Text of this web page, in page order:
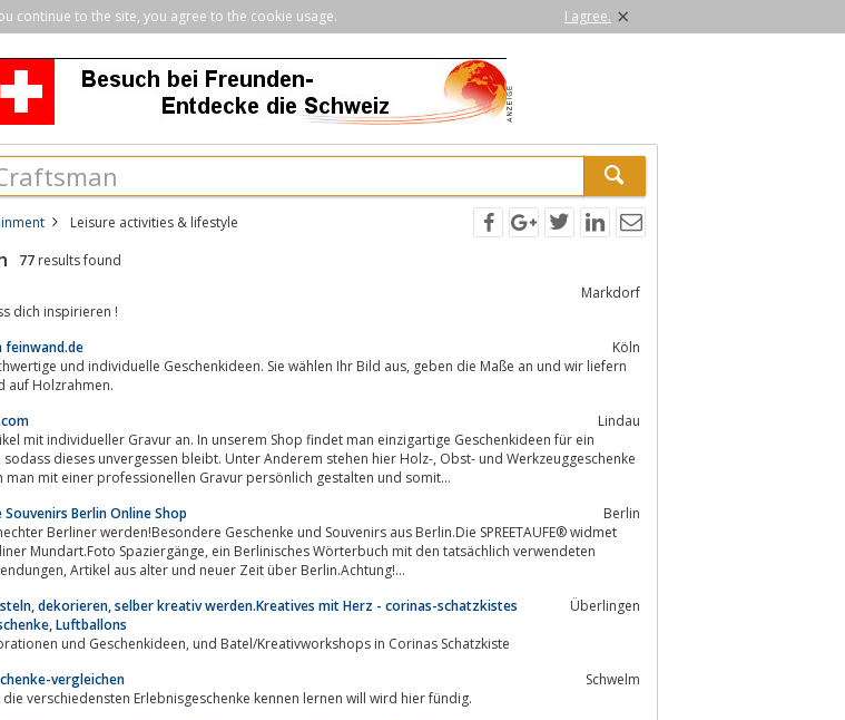
continue to the site, you agree to the cookie usage. I agree. ×
Leisure activities & lifestyle
77 results found
Markdorf
dich inspirieren !
feinwand.de
Köln
individuelle Geschenkideen. Sie wählen Ihr Bild aus, geben die Maße an und wir liefern
auf Holzrahmen.
Lindau
mit individueller Gravur an. In unserem Shop findet man einzigartige Geschenkideen für ein
man mit einer professionellen Gravur persönlich gestalten und somit...
Souvenirs Berlin Online Shop
Berlin
Berliner werden!Besondere Geschenke und Souvenirs aus Berlin.Die SPREETAUFE® widmet
ein Berlinisches Wörterbuch mit den tatsächlich verwendeten
Ausdrücken und Redewendungen, Artikel aus alter und neuer Zeit über Berlin.Achtung!...
dekorieren, selber kreativ werden.Kreatives mit Herz - corinas-schatzkistes
Luftballons
Überlingen
Selbst hergestellte Dekorationen und Geschenkideen, und Batel/Kreativworkshops in Corinas Schatzkiste
vergleichen
Schwelm
die verschiedensten Erlebnisgeschenke kennen lernen will wird hier fündig.